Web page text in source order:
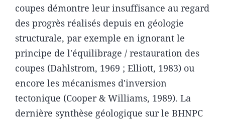
coupes démontre leur insuffisance au regard
des progrès réalisés depuis en géologie
structurale, par exemple en ignorant le
principe de l'équilibrage / restauration des
coupes (Dahlstrom, 1969 ; Elliott, 1983) ou
encore les mécanismes d'inversion
tectonique (Cooper & Williams, 1989). La
dernière synthèse géologique sur le BHNPC